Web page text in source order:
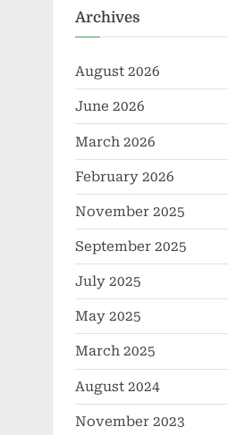
Archives
August 2026
June 2026
March 2026
February 2026
November 2025
September 2025
July 2025
May 2025
March 2025
August 2024
November 2023